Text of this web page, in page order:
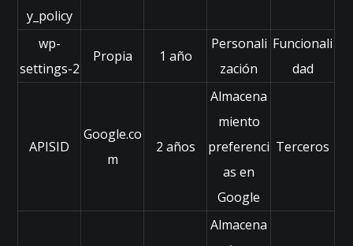
y_policy
wp-
settings-2
Propia 1 año
Personali
zación
Funcionali
dad
APISID
Google.co
m
2 años
Almacena
miento
preferenci
as en
Google
Terceros
Almacena
p
e
P
u